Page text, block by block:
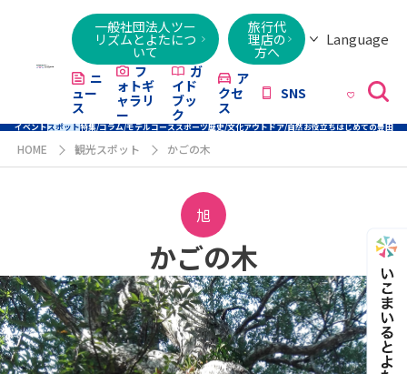
一般社団法人ツー
リズムとよたにつ
いて
旅行代
理店の
方へ
Language
Việt
ニ
ュー
ス
フ
ォトギ
ャラリ
ー
ガ
イド
ブッ
ク
ア
クセ
ス
SNS
イベントスポット特集/コラム/モデルコーススポーツ歴史/文化アウトドア/自然お役立ちはじめての豊田
HOME 観光スポット かごの木
旭
かごの木